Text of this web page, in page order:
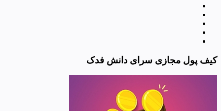
کیف پول مجازی سرای دانش فدک